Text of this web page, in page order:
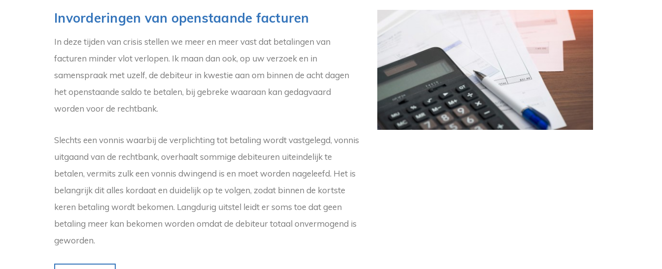
Invorderingen van openstaande facturen
In deze tijden van crisis stellen we meer en meer vast dat betalingen van
facturen minder vlot verlopen. Ik maan dan ook, op uw verzoek en in
samenspraak met uzelf, de debiteur in kwestie aan om binnen de acht dagen
het openstaande saldo te betalen, bij gebreke waaraan kan gedagvaard
worden voor de rechtbank.
Slechts een vonnis waarbij de verplichting tot betaling wordt vastgelegd, vonnis
uitgaand van de rechtbank, overhaalt sommige debiteuren uiteindelijk te
betalen, vermits zulk een vonnis dwingend is en moet worden nageleefd. Het is
belangrijk dit alles kordaat en duidelijk op te volgen, zodat binnen de kortste
keren betaling wordt bekomen. Langdurig uitstel leidt er soms toe dat geen
betaling meer kan bekomen worden omdat de debiteur totaal onvermogend is
geworden.